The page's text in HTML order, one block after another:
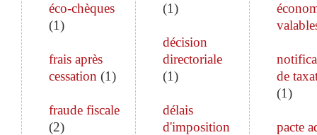
éco-chèques
(1)
frais après
cessation (1)
fraude fiscale
(2)
(1)
décision
directoriale
(1)
délais
d'imposition
de
(1)
pacte